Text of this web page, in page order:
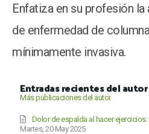
Enfatiza en su profesión la
de enfermedad de
mínimamente invasiva.
Entradas recientes del autor
Más publicaciones del autor
Martes, 20 May 2025
Dolor de espalda al hacer